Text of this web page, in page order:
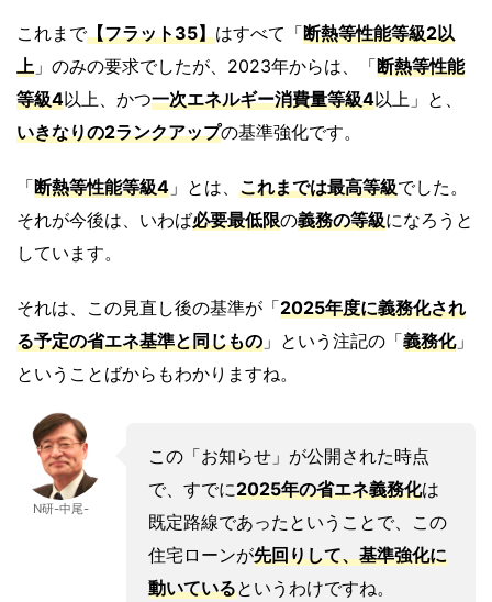
これまで【フラット35】はすべて「断熱等性能等級2以
上 」のみの要求でしたが、2023年からは、「断熱等性能
等級4以上、かつ一次エネルギー消費量等級4以上」と、
いきなりの2ランクアップの基準強化です。
「断熱等性能等級4 」とは、 これまでは最高等級でした。
それが今後は、いわば必要最低限の義務の等級になろうと
しています。
それは、この見直し後の基準が「2025年度に義務化され
る予定の省エネ基準と同じもの 」という注記の「義務化」
ということばからもわかりますね。
N研-中尾-
この「お知らせ」が公開された時点
で、すでに2025年の省エネ義務化は
既定路線であったということで、この
住宅ローンが先回りして、基準強化に
動いているというわけですね。